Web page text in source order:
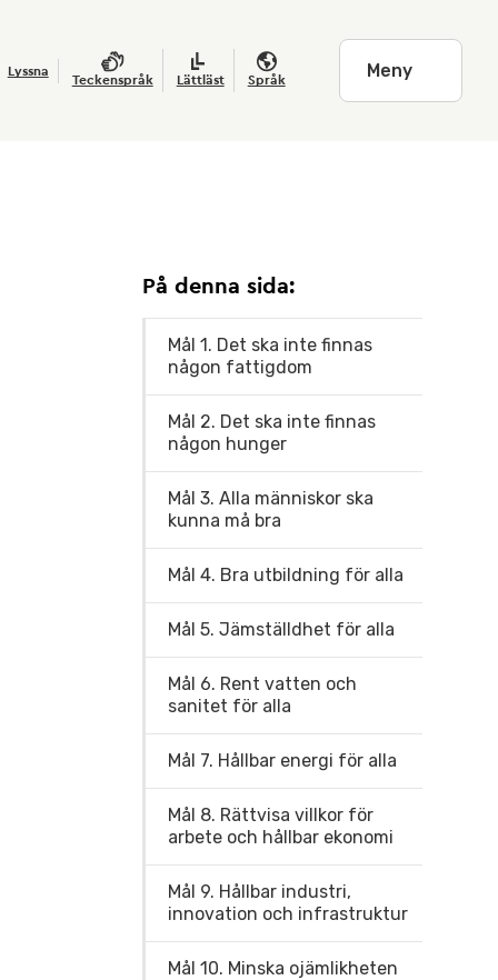
Lyssna
Teckenspråk Lättläst Språk Meny
På denna sida:
Mål 1. Det ska inte finnas
någon fattigdom
Mål 2. Det ska inte finnas
någon hunger
Mål 3. Alla människor ska
kunna må bra
Mål 4. Bra utbildning för alla
Mål 5. Jämställdhet för alla
Mål 6. Rent vatten och
sanitet för alla
Mål 7. Hållbar energi för alla
Mål 8. Rättvisa villkor för
arbete och hållbar ekonomi
Mål 9. Hållbar industri,
innovation och infrastruktur
Mål 10. Minska ojämlikheten